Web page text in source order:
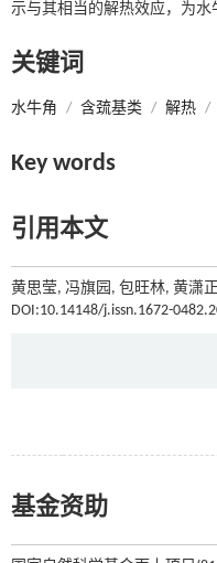
示与其相当的解热效应，为水
关键词
水牛角 / 含巯基类 / 解热 /
Key words
引用本文
黄思莹, 冯旗园, 包旺林, 黄潇
DOI:10.14148/j.issn.1672-
基金资助